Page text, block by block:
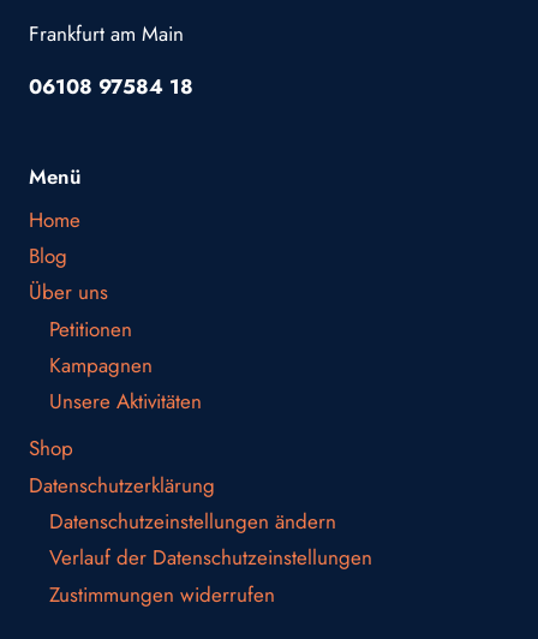
Frankfurt am Main
06108 97584 18
Menü
Home
Blog
Über uns
Petitionen
Kampagnen
Unsere Aktivitäten
Shop
Datenschutzerklärung
Datenschutzeinstellungen ändern
Verlauf der Datenschutzeinstellungen
Zustimmungen widerrufen